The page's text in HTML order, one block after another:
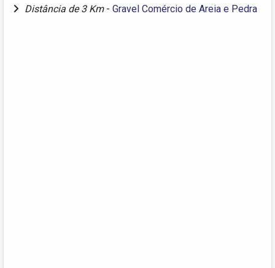
Distância de 3 Km - Gravel Comércio de Areia e Pedra